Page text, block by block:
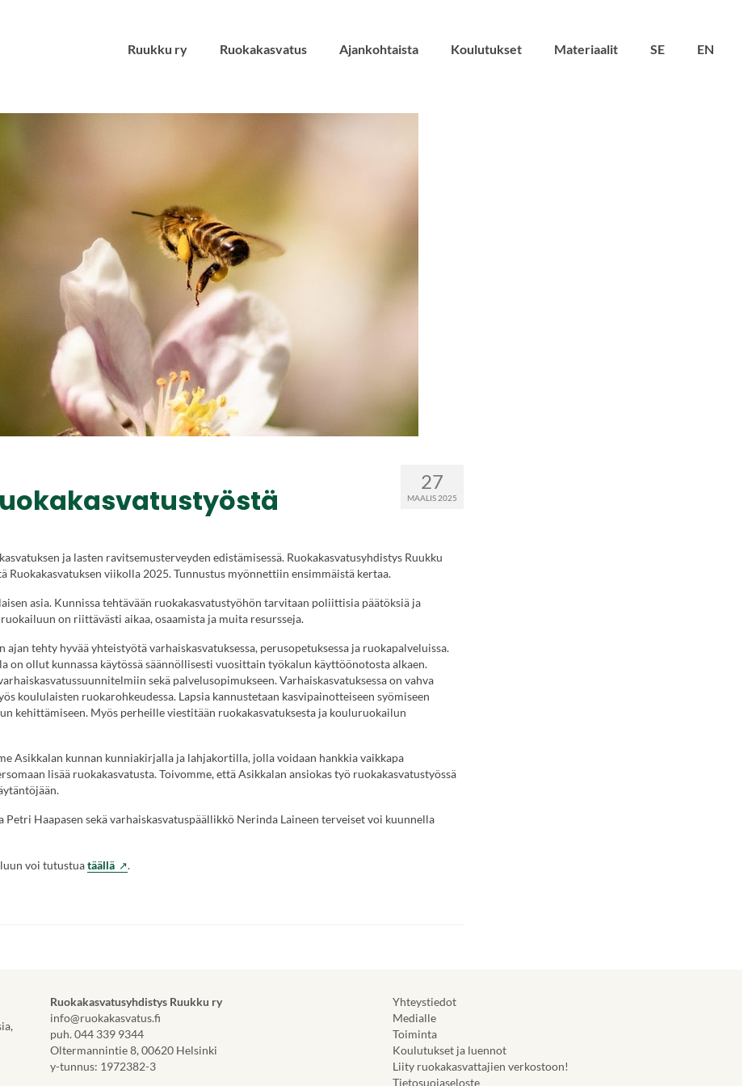
Ruukku ry Ruokakasvatus Ajankohtaista Koulutukset Materiaalit SE EN
27
MAALIS 2025
ja lasten ravitsemusterveyden edistämisessä. Ruokakasvatusyhdistys Ruukku
viikolla 2025. Tunnustus myönnettiin ensimmäistä kertaa.
asia. Kunnissa tehtävään ruokakasvatustyöhön tarvitaan poliittisia päätöksiä ja
on riittävästi aikaa, osaamista ja muita resursseja.
ajan tehty hyvää yhteistyötä varhaiskasvatuksessa, perusopetuksessa ja ruokapalveluissa.
ollut kunnassa käytössä säännöllisesti vuosittain työkalun käyttöönotosta alkaen.
sekä palvelusopimukseen. Varhaiskasvatuksessa on vahva
koululaisten ruokarohkeudessa. Lapsia kannustetaan kasvipainotteiseen syömiseen
kehittämiseen. Myös perheille viestitään ruokakasvatuksesta ja kouluruokailun
Asikkalan kunnan kunniakirjalla ja lahjakortilla, jolla voidaan hankkia vaikkapa
lisää ruokakasvatusta. Toivomme, että Asikkalan ansiokas työ ruokakasvatustyössä
Haapasen sekä varhaiskasvatuspäällikkö Nerinda Laineen terveiset voi kuunnella
voi tutustuatäällä(Vieraile
.
Ruokakasvatusyhdistys Ruukku ry
info@ruokakasvatus.fi
puh. 044 339 9344
Oltermannintie 8, 00620 Helsinki
y-tunnus: 1972382-3
Yhteystiedot
Medialle
Toiminta
Koulutukset ja luennot
Liity ruokakasvattajien verkostoon!
Tietosuojaseloste